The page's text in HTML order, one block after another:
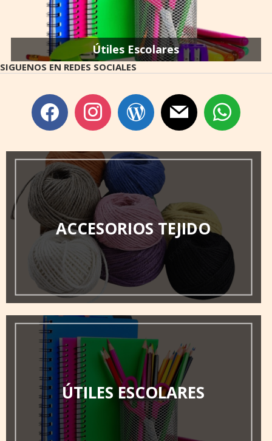
Útiles Escolares
SIGUENOS EN REDES SOCIALES
facebook instagram wordpress mail whatsapp
ACCESORIOS TEJIDO
ÚTILES ESCOLARES